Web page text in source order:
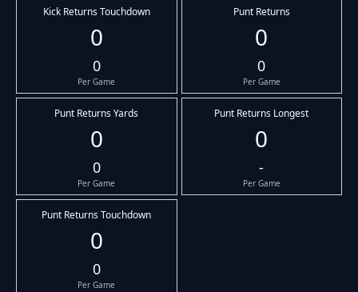
Kick Returns Touchdown
0
0
Per Game
Punt Returns
0
0
Per Game
Punt Returns Yards
0
0
Per Game
Punt Returns Longest
0
-
Per Game
Punt Returns Touchdown
0
0
Per Game